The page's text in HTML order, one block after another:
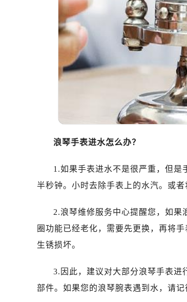
温州市鹿城区锦绣路
哈尔滨市道里区友谊西
大连市中山区人民路15
佛山市禅城区季华五路
东莞市东城街道鸿福东
无锡市梁溪区人民中路
南通市崇川区工农路57
苏州市苏州工业园区星
武汉市江汉区解放大道
合肥市蜀山区潜山路111
烟台市芝罘区胜利路139
昆明市盘龙区北京路928
海口市龙华区金贸东路5
唐山市路南区新华东道
浪琴手表进水怎么办？
1.如果手表进水不是很严重，但是
半秒钟。小时去除手表上的水汽。或
2.浪琴维修服务中心提醒您，如果
圈功能已经老化，需要先更换，再将
生锈损坏。
3.因此，建议对大部分浪琴手表进
部件。如果您的浪琴腕表遇到水，请